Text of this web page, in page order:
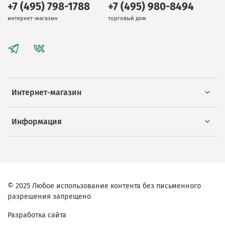
Интернет-магазин
Информация
+7 (495) 798-1788
интернет-магазин
+7 (495) 980-8494
торговый дом
© 2025 Любое использование контента без письменного
разрешения запрещено
Разработка сайта